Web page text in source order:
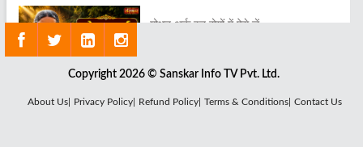
गोधन अर्क इन रोगों में ऐसे लें
अपने मूल परिचय से हम अवगत ही नहीं होते हैं
Copyright 2026 © Sanskar Info TV Pvt. Ltd.
About Us| Privacy Policy| Refund Policy| Terms & Conditions| Contact Us